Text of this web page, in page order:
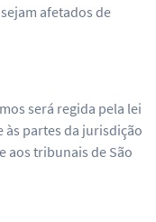
afetados de
será regida pela lei
partes da jurisdição
aos tribunais de São